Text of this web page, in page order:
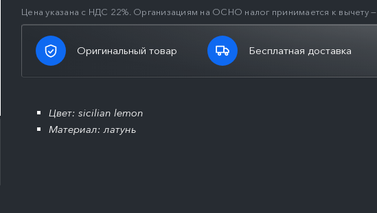
Цена указана с НДС 22%. Организациям на ОСНО налог принимается к вычету —
Оригинальный товар Бесплатная доставка
Цвет: sicilian lemon
Материал: латунь